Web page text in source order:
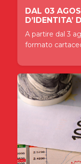
DAL 03
D’IDENTITA’
A partire dal 3
formato